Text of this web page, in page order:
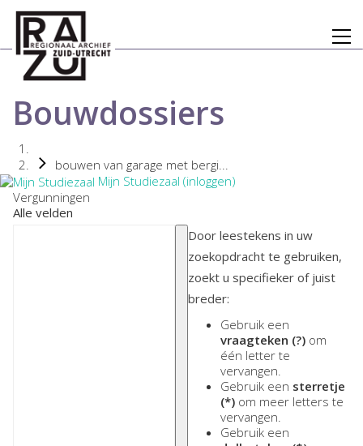
Bouwdossiers
bouwen van garage met bergi...
Mijn Studiezaal (inloggen)
Vergunningen
Alle velden
Door leestekens in uw
zoekopdracht te gebruiken,
zoekt u specifieker of juist
breder:
Gebruik een
vraagteken (?) om
één letter te
vervangen.
Gebruik een sterretje
(*) om meer letters te
vervangen.
Gebruik een